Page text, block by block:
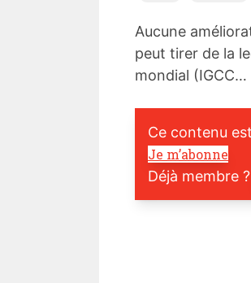
Aucune
peut tirer de la
mondial (IGCC…
Ce contenu
Je m’abonne
Déjà membre ?